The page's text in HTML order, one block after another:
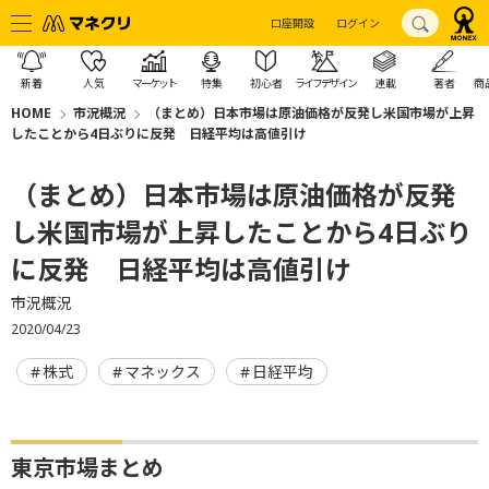
口座開設 ログイン
新着 人気 マーケット 特集 初心者 ライフデザイン 連載 著者 商
HOME 市況概況
（まとめ）日本市場は原油価格が反発し米国市場が上昇
したことから4日ぶりに反発 日経平均は高値引け
（まとめ）日本市場は原油価格が反発
し米国市場が上昇したことから4日ぶり
に反発 日経平均は高値引け
市況概況
2020/04/23
株式 マネックス 日経平均
東京市場まとめ